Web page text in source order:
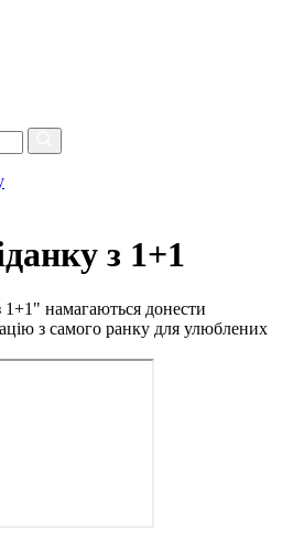
з 1+1
намагаються донести
з самого ранку для улюблених